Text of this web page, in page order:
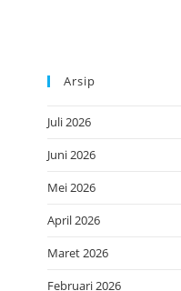
Arsip
Juli 2026
Juni 2026
Mei 2026
April 2026
Maret 2026
Februari 2026